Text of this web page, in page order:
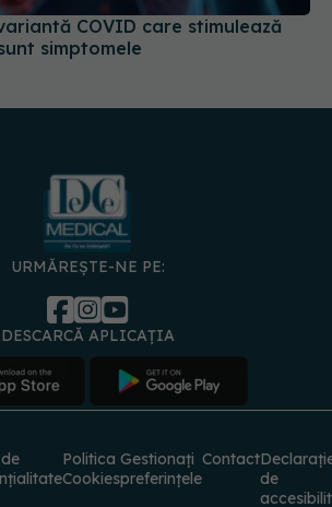
COVID care stimulează
simptomele
URMĂREȘTE-NE PE:
DESCARCĂ APLICAȚIA
Politica
Cookies
Gestionați
preferințele
Contact
de